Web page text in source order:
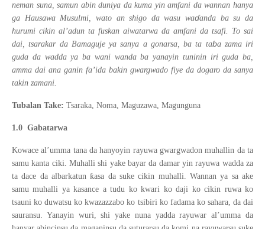
neman suna, samun abin duniya da kuma yin amfani da wannan hanya
ga Hausawa Musulmi, wato an shigo da wasu waɗanda ba su da
hurumi cikin al’adun ta fuskan aiwatarwa da amfani da tsafi. To sai
dai, tsarakar da Bamaguje ya sanya a gonarsa, ba ta taɓa zama iri
guda da wadda ya ba wani wanda ba yanayin tuninin iri guda ba,
amma dai ana ganin fa’ida bakin gwargwado fiye da dogaro da sanya
takin zamani.
Tubalan Take: Tsaraka, Noma, Maguzawa, Magunguna
1.0 Gabatarwa
Kowace al’umma tana da hanyoyin rayuwa gwargwadon muhallin da ta
samu kanta ciki. Muhalli shi yake bayar da damar yin rayuwa wadda za
ta dace da albarkatunƙasa da suke cikin muhalli. Wannan ya sa ake
samu muhalli ya kasance a tudu ko kwari ko daji ko cikin ruwa ko
tsauni ko duwatsu ko kwazazzabo ko tsibiri ko fadama ko sahara, da dai
sauransu. Yanayin wuri, shi yake nuna yadda rayuwar al’umma da